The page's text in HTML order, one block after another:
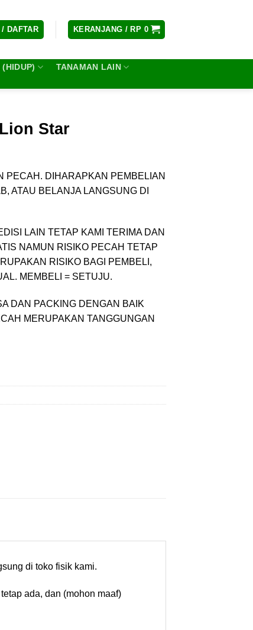
/ DAFTAR KERANJANG / RP 0
TANAMAN LAIN
Star
PECAH. DIHARAPKAN PEMBELIAN
ATAU BELANJA LANGSUNG DI
LAIN TETAP KAMI TERIMA DAN
NAMUN RISIKO PECAH TETAP
RISIKO BAGI PEMBELI,
MEMBELI = SETUJU.
DAN PACKING DENGAN BAIK
MERUPAKAN TANGGUNGAN
di toko fisik kami.
ada, dan (mohon maaf)